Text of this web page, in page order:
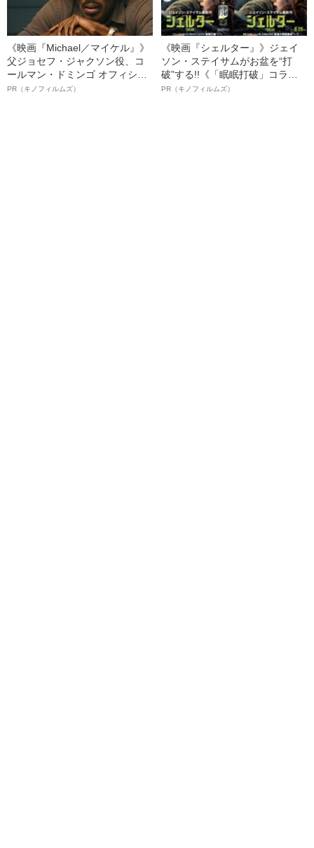
《映画『Michael／マイケル』》
父ジョセフ・ジャクソン役、コ
ールマン・ドミンゴ オフィシャ
ルインタビュー“観客を魅了した
PR（キノフィルムズ）
《映画『シェルター』》ジェイ
ソン・ステイサムがお盆を“打
破”する!!《「眠眠打破」コラ
ボ》
PR（キノフィルムズ）